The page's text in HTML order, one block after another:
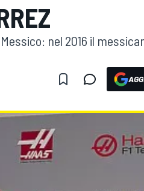
nel 2016 il